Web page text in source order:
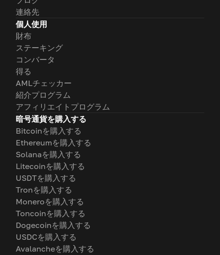
連絡先
個人使用
財布
ステーキング
コンバータ
得る
AMLチェッカー
紹介プログラム
アフィリエイトプログラム
暗号通貨を購入する
Bitcoinを購入する
Ethereumを購入する
Solanaを購入する
Litecoinを購入する
USDTを購入する
Tronを購入する
Moneroを購入する
Toncoinを購入する
Dogecoinを購入する
USDCを購入する
Avalancheを購入する